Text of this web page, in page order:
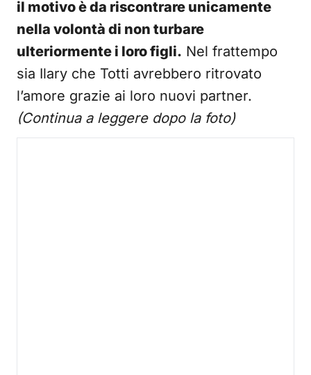
il motivo è da riscontrare unicamente
nella volontà di non turbare
ulteriormente i loro figli. Nel frattempo
sia Ilary che Totti avrebbero ritrovato
l’amore grazie ai loro nuovi partner.
(Continua a leggere dopo la foto)